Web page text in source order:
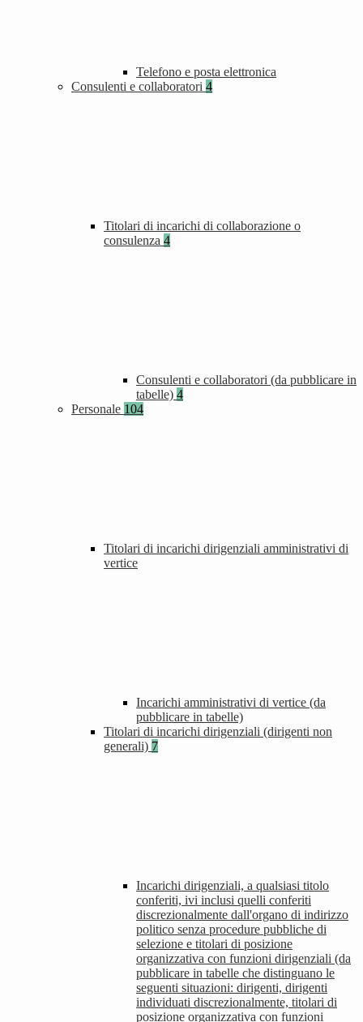
Telefono e posta elettronica
Consulenti e collaboratori 4
Titolari di incarichi di collaborazione o
consulenza 4
Consulenti e collaboratori (da pubblicare in
tabelle) 4
Personale 104
Titolari di incarichi dirigenziali amministrativi di
vertice
Incarichi amministrativi di vertice (da
pubblicare in tabelle)
Titolari di incarichi dirigenziali (dirigenti non
generali) 7
Incarichi dirigenziali, a qualsiasi titolo
conferiti, ivi inclusi quelli conferiti
discrezionalmente dall'organo di indirizzo
politico senza procedure pubbliche di
selezione e titolari di posizione
organizzativa con funzioni dirigenziali (da
pubblicare in tabelle che distinguano le
seguenti situazioni: dirigenti, dirigenti
individuati discrezionalmente, titolari di
posizione organizzativa con funzioni